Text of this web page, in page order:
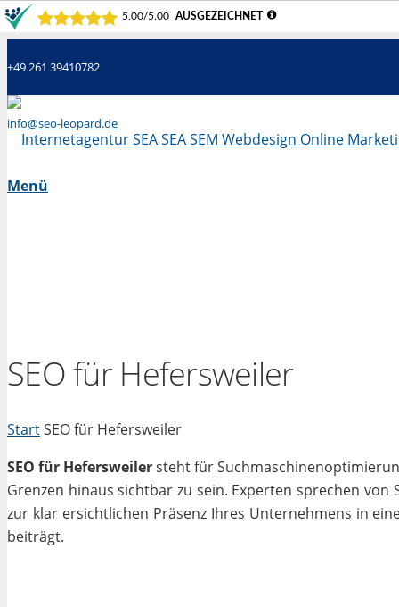
+49 261 39410782
info@seo-leopard.de
Menü
SEO für Hefersweiler
StartSEO für Hefersweiler
SEO für Hefersweilersteht für
Grenzen hinaus sichtbar zu sein. Experten sprechen von
zur klar ersichtlichen Präsenz Ihres Unternehmens in
beiträgt.